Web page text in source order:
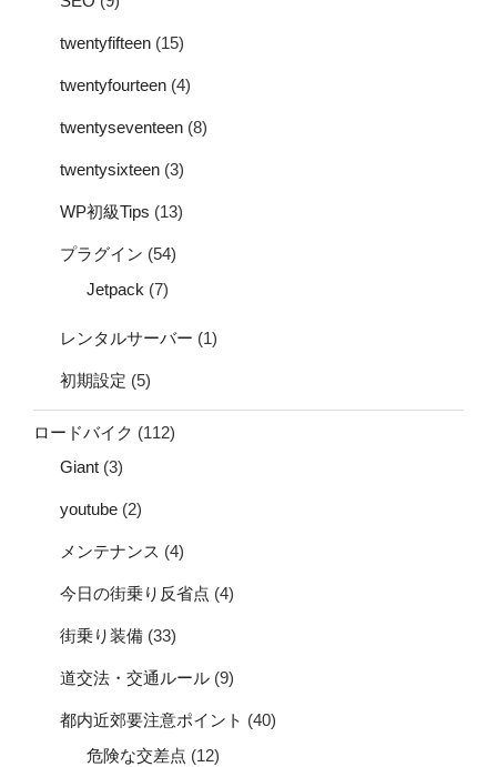
twentyfifteen (15)
twentyfourteen (4)
twentyseventeen (8)
twentysixteen (3)
WP初級Tips (13)
プラグイン (54)
Jetpack (7)
レンタルサーバー (1)
初期設定 (5)
ロードバイク (112)
Giant (3)
youtube (2)
メンテナンス (4)
今日の街乗り反省点 (4)
街乗り装備 (33)
道交法・交通ルール (9)
都内近郊要注意ポイント (40)
危険な交差点 (12)